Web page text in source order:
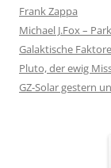
Frank Zappa
Michael J.Fox –
Galaktische
Pluto, der ewig
GZ-Solar gestern